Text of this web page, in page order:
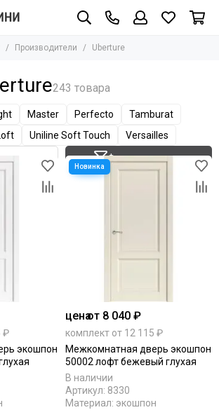
Производители Uberture
Master Perfecto
Tamburat
Uniline Soft Touch
Versailles
Фильтр товаров
₽
экошпон
ценаот 8 040 ₽
комплект от 12 115 ₽
Межкомнатная дверь экошпон
50002 лофт бежевый глухая
В наличии
Артикул: 8330
Материал: экошпон